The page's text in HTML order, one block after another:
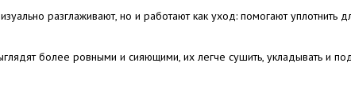
разглаживают, но и работают как уход: помогают уплотнить
более ровными и сияющими, их легче сушить, укладывать и